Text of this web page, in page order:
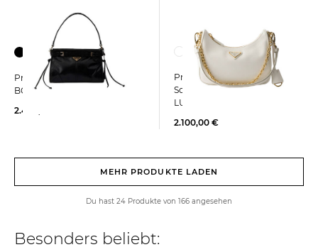
Prada | Damen Handtasche
BONNIE Small
2.400,00 €
Prada | Damen
Schultertasche SAFFIANO
LUX
2.100,00 €
MEHR PRODUKTE LADEN
Du hast 24 Produkte von 166 angesehen
Besonders beliebt: